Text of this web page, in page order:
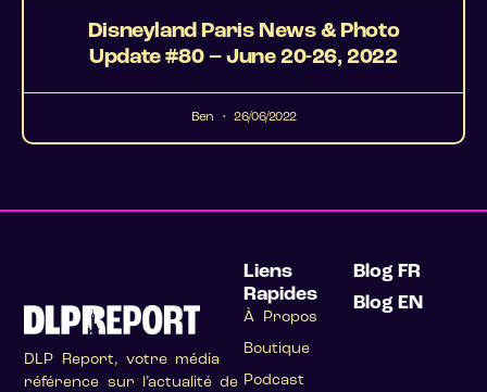
Disneyland Paris News & Photo
Update #80 – June 20-26, 2022
Ben 26/06/2022
DLP Report, votre média
référence sur l’actualité de
Blog FR
Blog EN
Liens
Rapides
À Propos
Boutique
Podcast